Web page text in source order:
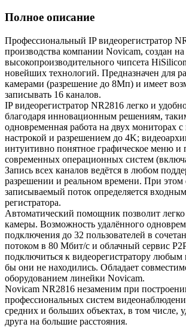
Полное описание
Профессиональный IP видеорегистратор
производства компании Novicam, создан на
высокопроизводительного чипсета
новейших технологий. Предназначен для
камерами (разрешение до 8Мп) и имеет
записывать 16 каналов.
IP видеорегистратор NR2816 легко и
благодаря инновационным решениям,
одновременная работа на двух мониторах
настрокой и разрешением до 4K;
интуитивно понятное графическое меню и
современных операционных систем
Запись всех каналов ведётся в любом
разрешении и реальном времени. При
записываемый поток определяется
регистратора.
Автоматический помощник позволит
камеры. Возможность удалённого
подключения до 32 пользователей в
потоком в 80 Мбит/с и облачный сервис
подключиться к видеорегистратору любым
бы они не находились. Обладает
оборудованием линейки Novicam.
Novicam NR2816 незаменим при
профессиональных систем
средних и больших объектах, в том числе,
друга на большие расстояния.